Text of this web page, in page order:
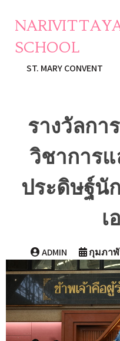
SCHOOL
ST. MARY CONVENT
รางวัลกา
วิชาการ
ประดิษฐ์นั
เ
ADMIN กุมภาพั